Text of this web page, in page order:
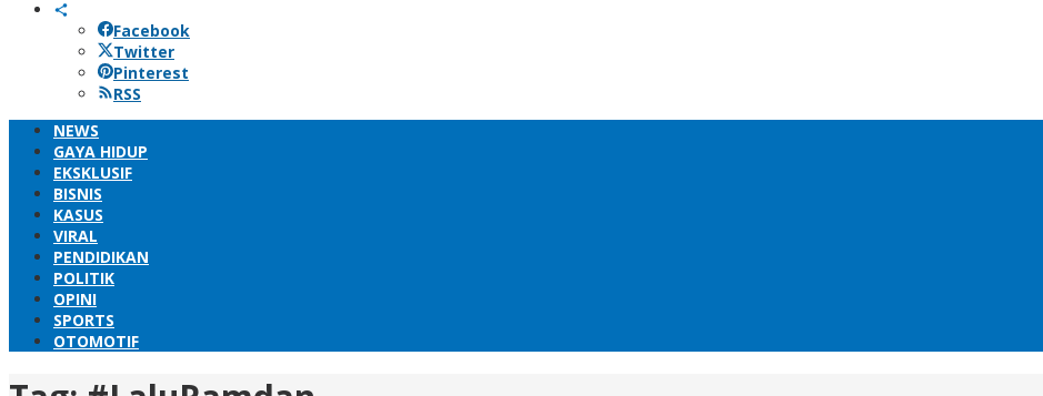
Facebook
Twitter
Pinterest
RSS
NEWS
GAYA HIDUP
EKSKLUSIF
BISNIS
KASUS
VIRAL
PENDIDIKAN
POLITIK
OPINI
SPORTS
OTOMOTIF